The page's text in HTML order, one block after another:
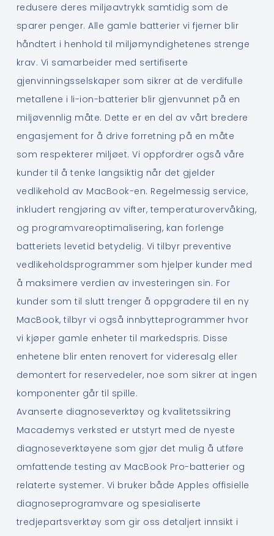
redusere deres miljøavtrykk samtidig som de
sparer penger. Alle gamle batterier vi fjerner blir
håndtert i henhold til miljømyndighetenes strenge
krav. Vi samarbeider med sertifiserte
gjenvinningsselskaper som sikrer at de verdifulle
metallene i li-ion-batterier blir gjenvunnet på en
miljøvennlig måte. Dette er en del av vårt bredere
engasjement for å drive forretning på en måte
som respekterer miljøet. Vi oppfordrer også våre
kunder til å tenke langsiktig når det gjelder
vedlikehold av MacBook-en. Regelmessig service,
inkludert rengjøring av vifter, temperaturovervåking,
og programvareoptimalisering, kan forlenge
batteriets levetid betydelig. Vi tilbyr preventive
vedlikeholdsprogrammer som hjelper kunder med
å maksimere verdien av investeringen sin. For
kunder som til slutt trenger å oppgradere til en ny
MacBook, tilbyr vi også innbytteprogrammer hvor
vi kjøper gamle enheter til markedspris. Disse
enhetene blir enten renovert for videresalg eller
demontert for reservedeler, noe som sikrer at ingen
komponenter går til spille.
Avanserte diagnoseverktøy og kvalitetssikring
Macademys verksted er utstyrt med de nyeste
diagnoseverktøyene som gjør det mulig å utføre
omfattende testing av MacBook Pro-batterier og
relaterte systemer. Vi bruker både Apples offisielle
diagnoseprogramvare og spesialiserte
tredjepartsverktøy som gir oss detaljert innsikt i